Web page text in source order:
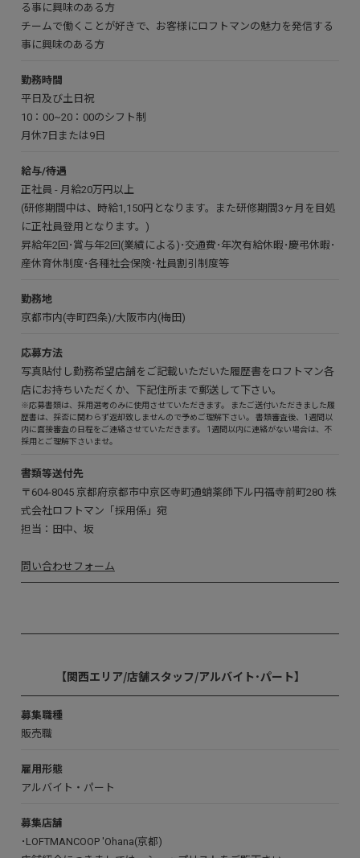
る事に興味のある方
チームで働くことが好きで、お客様にロフトマンの魅力を発信する
事に興味のある方
勤務時間
平日及び土日祝
10：00~20：00のシフト制
月休7日または9日
給与/待遇
正社員 - 月給20万円以上
(研修期間中は、時給1,150円となります。また研修期間3ヶ月を目処
に正社員登用となります。)
昇給年2回･賞与年2回(業績による)･交通費･年次有給休暇･慶弔休暇･
産休育休制度･各種社会保険･社員割引制度等
勤務地
京都市内(寺町四条)/大阪市内(梅田)
応募方法
写真貼付し勤務希望店舗をご記載いただいた履歴書をロフトマン各
店にお持ちいただくか、下記住所まで郵送して下さい。
※応募書類は、採用選考のみに使用させていただきます。 またご送付いただきました履
歴書は、採否に関わらず返却致しませんので予めご理解下さい。 書類審査後、1週間以
内に面接審査の日程をご連絡させていただきます。 1週間以内に連絡がない場合は、不
採用とご理解下さいませ。
書類等送付先
〒604-8045 京都府京都市中京区寺町通蛸薬師下ル円福寺前町280 株
式会社ロフトマン「採用係」宛
担当：田中、坂
問い合わせフォーム
【関西エリア/店舗スタッフ/アルバイト･パート】
募集職種
販売職
雇用形態
アルバイト・パート
募集店舗
･ LOFTMANCOOP 'Ohana(京都)